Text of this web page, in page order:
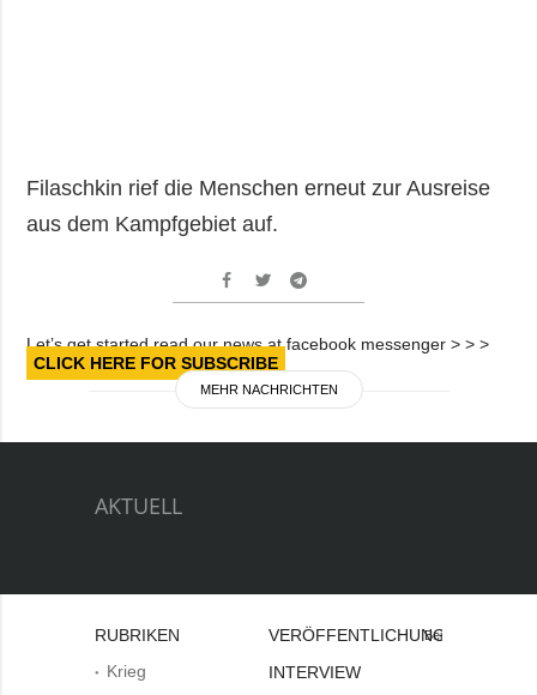
Filaschkin rief die Menschen erneut zur Ausreise
aus dem Kampfgebiet auf.
Let’s get started read our news at facebook messenger > > >
CLICK HERE FOR SUBSCRIBE
MEHR NACHRICHTEN
AKTUELL
RUBRIKEN
Krieg
VERÖFFENTLICHUNGEN
INTERVIEW
Bei